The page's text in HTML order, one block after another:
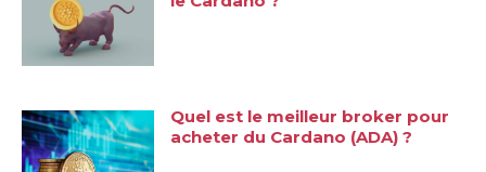
Quel est le meilleur broker pour
acheter du Cardano (ADA) ?